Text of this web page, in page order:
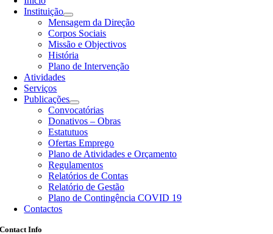
Instituição
Mensagem da Direção
Corpos Sociais
Missão e Objectivos
História
Plano de Intervenção
Atividades
Serviços
Publicações
Convocatórias
Donativos – Obras
Estatutuos
Ofertas Emprego
Plano de Atividades e Orçamento
Regulamentos
Relatórios de Contas
Relatório de Gestão
Plano de Contingência COVID 19
Contactos
Contact Info